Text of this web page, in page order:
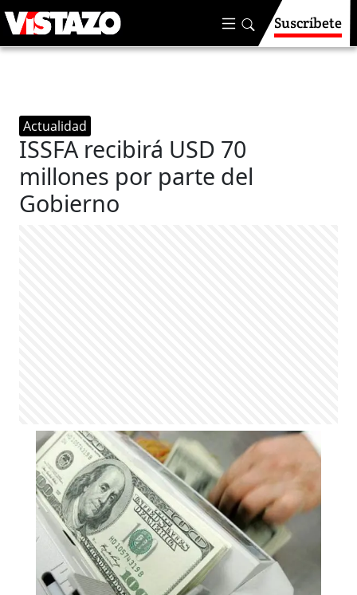
Suscríbete
Actualidad
ISSFA recibirá USD 70
millones por parte del
Gobierno